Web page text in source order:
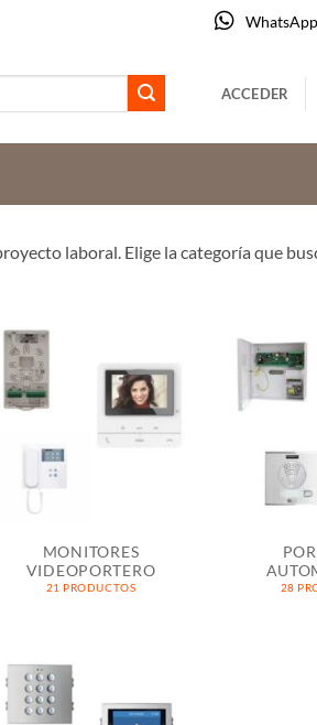
WhatsApp
ACCEDER
laboral. Elige la categoría que
MONITORES
VIDEOPORTERO
21 PRODUCTOS 28